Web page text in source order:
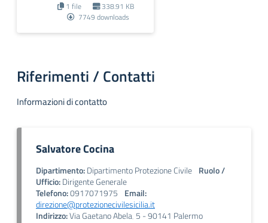
1 file
338.91 KB
7749 downloads
Riferimenti / Contatti
Informazioni di contatto
Salvatore Cocina
Dipartimento:Dipartimento Protezione Civile Ruolo /
Ufficio:Dirigente Generale
Telefono:0917071975 Email:
direzione@protezionecivilesicilia.it
Indirizzo:Via Gaetano Abela‚ 5 - 90141 Palermo